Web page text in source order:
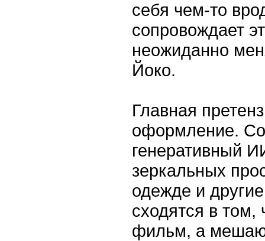
себя чем-то
сопровождает
неожиданно
Йоко.
Главная
оформление.
генеративный
зеркальных
одежде и
сходятся в том,
фильм, а